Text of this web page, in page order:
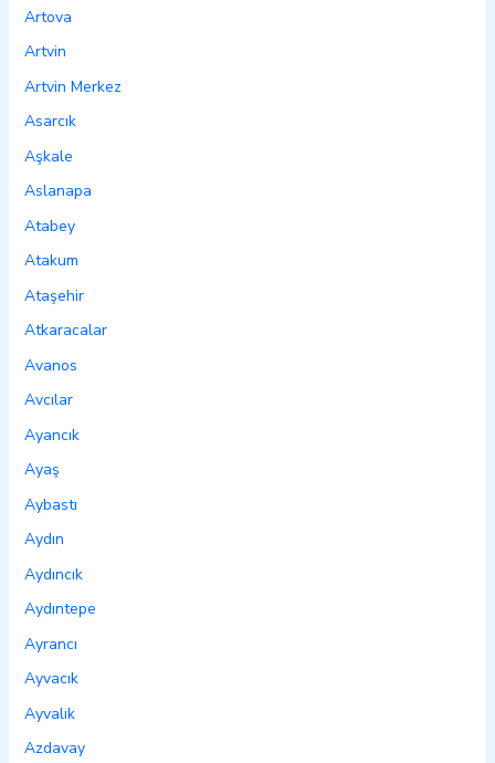
Artova
Artvin
Artvin Merkez
Asarcık
Aşkale
Aslanapa
Atabey
Atakum
Ataşehir
Atkaracalar
Avanos
Avcılar
Ayancık
Ayaş
Aybastı
Aydın
Aydıncık
Aydıntepe
Ayrancı
Ayvacık
Ayvalık
Azdavay